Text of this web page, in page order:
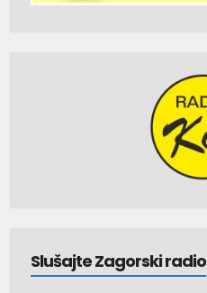
Slušajte Zagorski radio